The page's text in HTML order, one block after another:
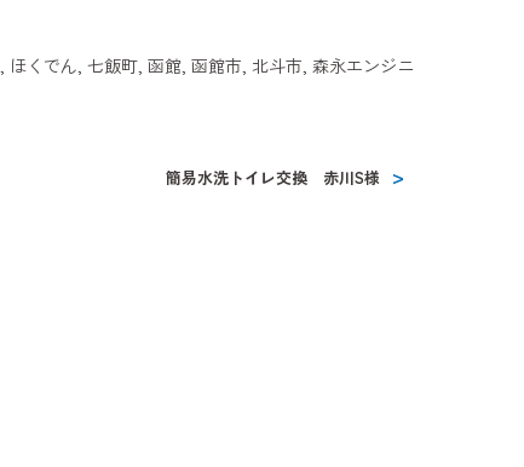
ほくでん ,七飯町 ,函館 ,函館市 北斗市 森永エンジニ
簡易水洗トイレ交換 赤川S様